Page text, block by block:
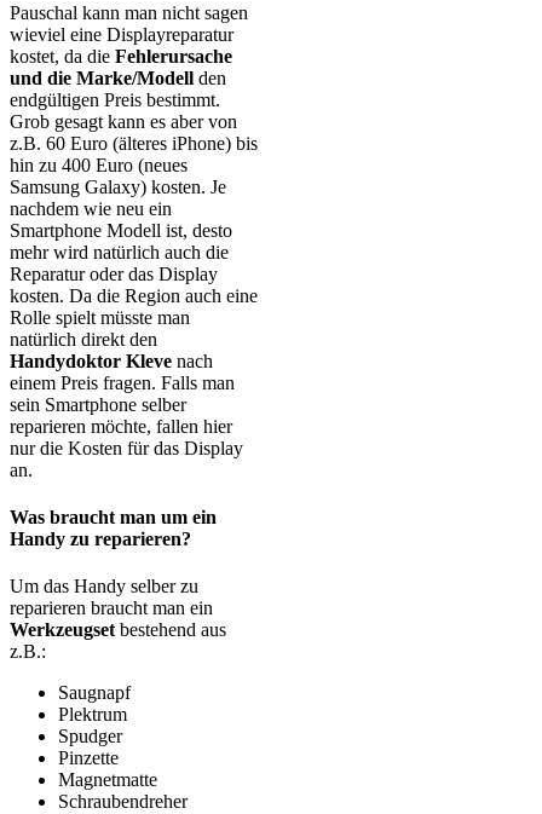
Pauschal kann man nicht sagen
wieviel eine Displayreparatur
kostet, da die Fehlerursache
und die Marke/Modell den
endgültigen Preis bestimmt.
Grob gesagt kann es aber von
z.B. 60 Euro (älteres iPhone) bis
hin zu 400 Euro (neues
Samsung Galaxy) kosten. Je
nachdem wie neu ein
Smartphone Modell ist, desto
mehr wird natürlich auch die
Reparatur oder das Display
kosten. Da die Region auch eine
Rolle spielt müsste man
natürlich direkt den
Handydoktor Kleve nach
einem Preis fragen. Falls man
sein Smartphone selber
reparieren möchte, fallen hier
nur die Kosten für das Display
an.
Was braucht man um ein
Handy zu reparieren?
Um das Handy selber zu
reparieren braucht man ein
Werkzeugset bestehend aus
z.B.:
Saugnapf
Plektrum
Spudger
Pinzette
Magnetmatte
Schraubendreher